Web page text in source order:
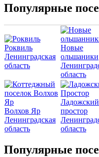
Популярные
Роквиль
Ленинградская
область
Новые
ольшаники
область
Волхов Яр
Ленинградская
область
Ладожский
простор
область
Популярные